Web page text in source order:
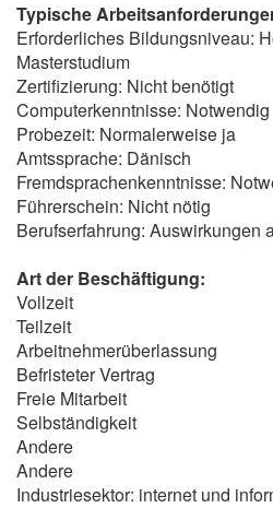
Typische
Erforderliches Bildungsniveau:
Masterstudium
Zertifizierung: Nicht benötigt
Computerkenntnisse: Notwendig
Probezeit: Normalerweise ja
Amtssprache: Dänisch
Fremdsprachenkenntnisse:
Führerschein: Nicht nötig
Berufserfahrung: Auswirkungen
Art der Beschäftigung:
Vollzeit
Teilzeit
Arbeitnehmerüberlassung
Befristeter Vertrag
Freie Mitarbeit
Selbständigkeit
Andere
Andere
Industriesektor: internet und